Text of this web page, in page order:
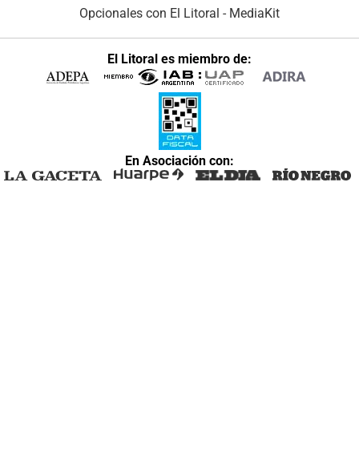
Opcionales con El Litoral - MediaKit
El Litoral es miembro de:
En Asociación con: